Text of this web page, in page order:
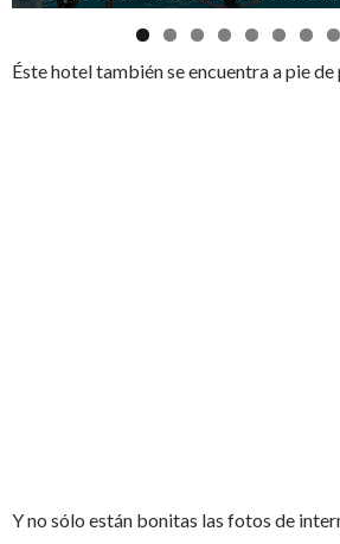
Éste hotel también se encuentra a pie de
Y no sólo están bonitas las fotos de